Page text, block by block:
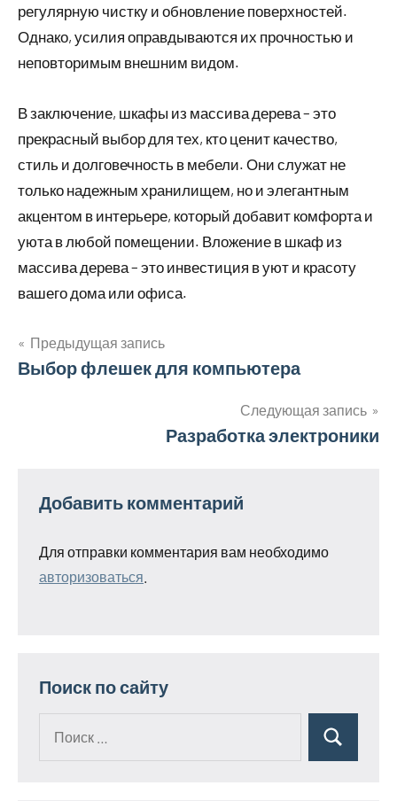
регулярную чистку и обновление поверхностей.
Однако, усилия оправдываются их прочностью и
неповторимым внешним видом.
В заключение, шкафы из массива дерева – это
прекрасный выбор для тех, кто ценит качество,
стиль и долговечность в мебели. Они служат не
только надежным хранилищем, но и элегантным
акцентом в интерьере, который добавит комфорта и
уюта в любой помещении. Вложение в шкаф из
массива дерева – это инвестиция в уют и красоту
вашего дома или офиса.
Навигация
Предыдущая запись
Выбор флешек для компьютера
Следующая запись
Разработка электроники
Добавить комментарий
Для отправки комментария вам необходимо
авторизоваться
Поиск по сайту
Поиск